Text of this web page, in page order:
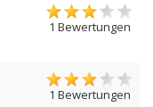
1 Bewertungen
1 Bewertungen